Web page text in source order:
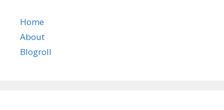
Home
About
Blogroll